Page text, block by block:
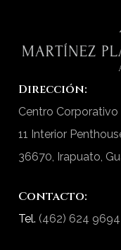
Dirección:
Centro Corporativo
11 Interior
36670, Irapuato,
Contacto:
Tel. (462) 624 9694